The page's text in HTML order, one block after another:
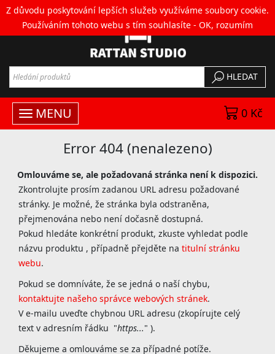
Z důvodu poskytování lepších služeb využíváme soubory cookie.
Používáním tohoto webu s tím souhlasíte - OK, rozumím
HLEDAT
MENU 0 Kč
Error 404 (nenalezeno)
Omlouváme se, ale požadovaná stránka není k dispozici.
Zkontrolujte prosím zadanou URL adresu požadované
stránky. Je možné, že stránka byla odstraněna,
přejmenována nebo není dočasně dostupná.
Pokud hledáte konkrétní produkt, zkuste vyhledat podle
názvu produktu , případně přejděte na titulní stránku
webu.
Pokud se domníváte, že se jedná o naší chybu,
kontaktujte našeho správce webových stránek.
V e-mailu uveďte chybnou URL adresu (zkopírujte celý
text v adresním řádku "https..." ).
Děkujeme a omlouváme se za případné potíže.